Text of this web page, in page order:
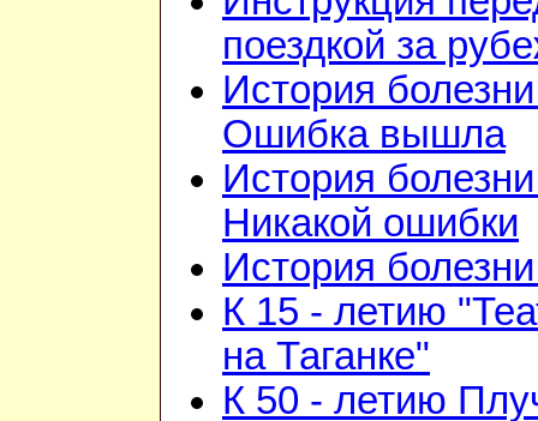
поездкой за
История
Ошибка вышла
История
Никакой ошибки
История
К 15 - летию
на Таганке"
К 50 - летию